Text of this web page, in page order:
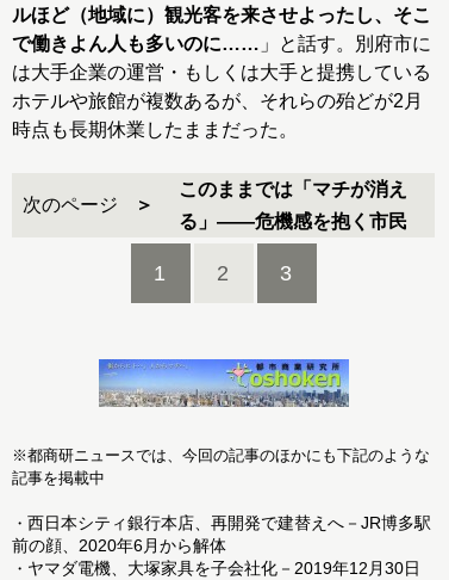
ルほど（地域に）観光客を来させよったし、そこ
で働きよん人も多いのに…… 」と話す。別府市に
は大手企業の運営・もしくは大手と提携している
ホテルや旅館が複数あるが、それらの殆どが2月
時点も長期休業したままだった。
次のページ
このままでは「マチが消え
る」――危機感を抱く市民
1 2 3
※都商研ニュースでは、今回の記事のほかにも下記のような
記事を掲載中
・ 西日本シティ銀行本店、再開発で建替えへ－JR博多駅
前の顔、2020年6月から解体
・ ヤマダ電機、大塚家具を子会社化－2019年12月30日